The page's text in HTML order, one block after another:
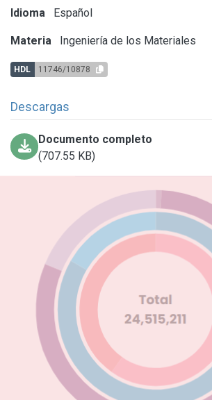
Idioma Español
Materia Ingeniería de los Materiales
HDL 11746/10878
Descargas
Documento completo
(707.55 KB)